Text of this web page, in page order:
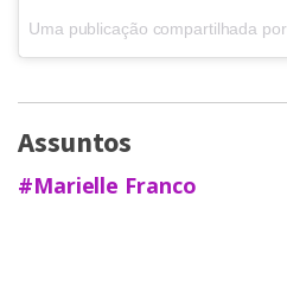
Uma publicação compartilhada por
Assuntos
#Marielle Franco